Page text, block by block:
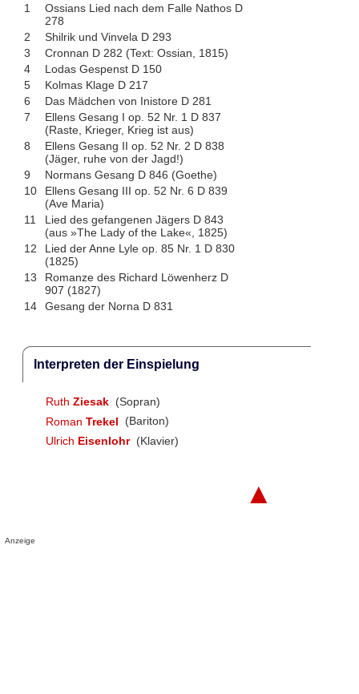
1
Ossians Lied nach dem Falle Nathos D
278
2
Shilrik und Vinvela D 293
3
Cronnan D 282 (Text: Ossian, 1815)
4
Lodas Gespenst D 150
5
Kolmas Klage D 217
6
Das Mädchen von Inistore D 281
7
Ellens Gesang I op. 52 Nr. 1 D 837
(Raste, Krieger, Krieg ist aus)
8
Ellens Gesang II op. 52 Nr. 2 D 838
(Jäger, ruhe von der Jagd!)
9
Normans Gesang D 846 (Goethe)
10
Ellens Gesang III op. 52 Nr. 6 D 839
(Ave Maria)
11
Lied des gefangenen Jägers D 843
(aus »The Lady of the Lake«, 1825)
12
Lied der Anne Lyle op. 85 Nr. 1 D 830
(1825)
13
Romanze des Richard Löwenherz D
907 (1827)
14
Gesang der Norna D 831
Interpreten der Einspielung
Ruth Ziesak (Sopran)
Roman Trekel
(Bariton)
Ulrich Eisenlohr (Klavier)
▲
Anzeige